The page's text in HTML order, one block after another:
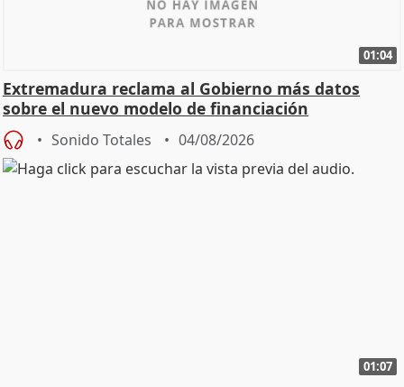
01:04
Extremadura reclama al Gobierno más datos
sobre el nuevo modelo de financiación
Sonido Totales 04/08/2026
01:07